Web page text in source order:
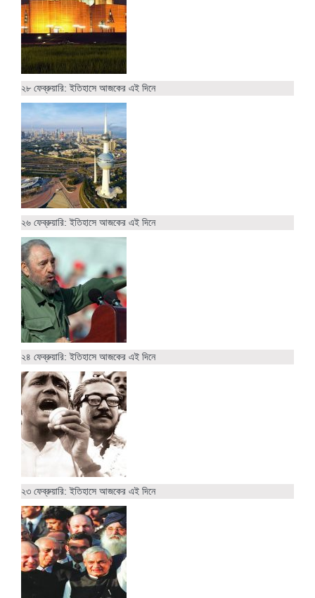
২৮ ফেব্রুয়ারি: ইতিহাসে আজকের এই দিনে
২৬ ফেব্রুয়ারি: ইতিহাসে আজকের এই দিনে
২৪ ফেব্রুয়ারি: ইতিহাসে আজকের এই দিনে
২৩ ফেব্রুয়ারি: ইতিহাসে আজকের এই দিনে